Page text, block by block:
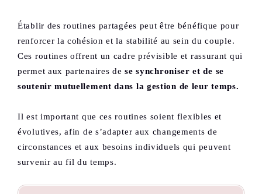
Établir des routines partagées peut être bénéfique pour
renforcer la cohésion et la stabilité au sein du couple.
Ces routines offrent un cadre prévisible et rassurant qui
permet aux partenaires de se synchroniser et de se
soutenir mutuellement dans la gestion de leur temps.
Il est important que ces routines soient flexibles et
évolutives, afin de s’adapter aux changements de
circonstances et aux besoins individuels qui peuvent
survenir au fil du temps.